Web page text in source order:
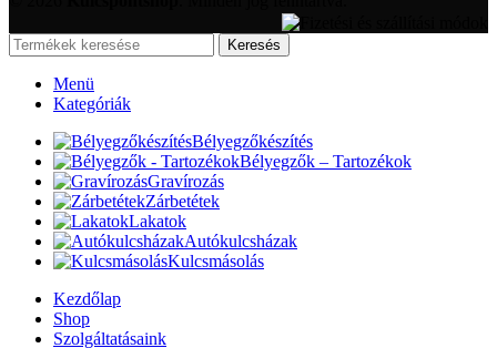
Keresés
Menü
Kategóriák
Bélyegzőkészítés
Bélyegzők – Tartozékok
Gravírozás
Zárbetétek
Lakatok
Autókulcsházak
Kulcsmásolás
Kezdőlap
Shop
Szolgáltatásaink